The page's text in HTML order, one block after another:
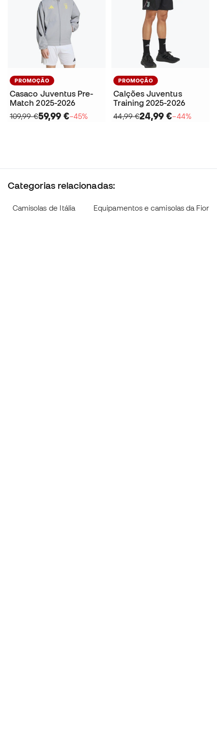
PROMOÇÃO
Casaco Juventus Pre-
Match 2025-2026
109,99 €59,99 €−45%
PROMOÇÃO
Calções Juventus
Training 2025-2026
44,99 €24,99 €−44%
Categorias relacionadas:
Camisolas de Itália Equipamentos e camisolas da